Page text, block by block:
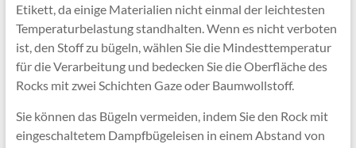
Etikett, da einige Materialien nicht einmal der leichtesten
Temperaturbelastung standhalten. Wenn es nicht verboten
ist, den Stoff zu bügeln, wählen Sie die Mindesttemperatur
für die Verarbeitung und bedecken Sie die Oberfläche des
Rocks mit zwei Schichten Gaze oder Baumwollstoff.
Sie können das Bügeln vermeiden, indem Sie den Rock mit
eingeschaltetem Dampfbügeleisen in einem Abstand von